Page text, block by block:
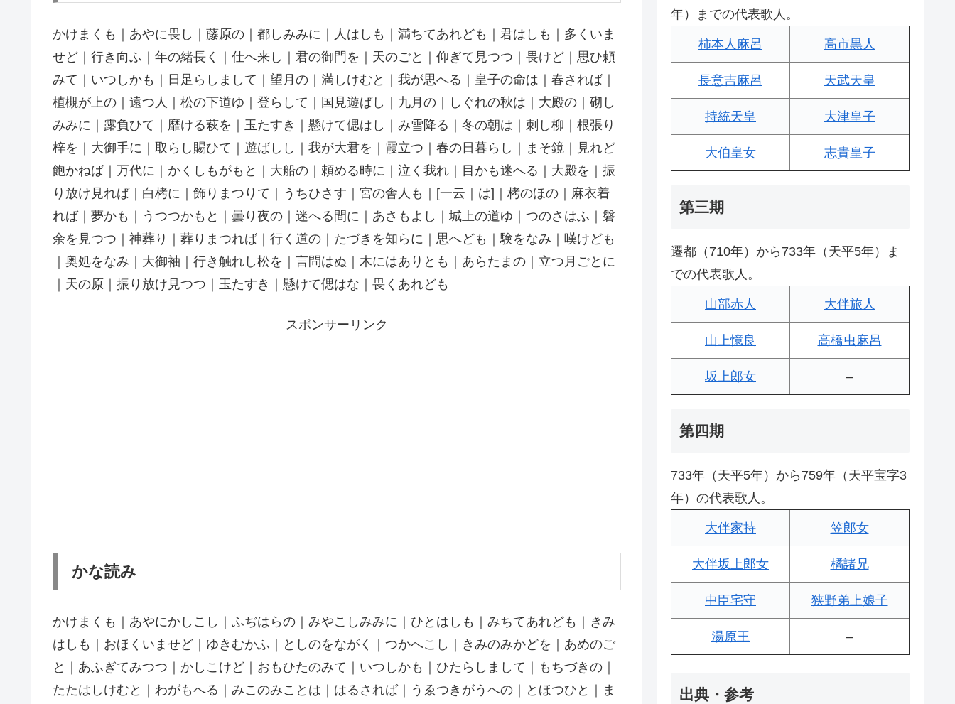
かけまくも｜あやに畏し｜藤原の｜都しみみに｜人はしも｜満ちてあれども｜君はしも｜多くいま
せど｜行き向ふ｜年の緒長く｜仕へ来し｜君の御門を｜天のごと｜仰ぎて見つつ｜畏けど｜思ひ頼
みて｜いつしかも｜日足らしまして｜望月の｜満しけむと｜我が思へる｜皇子の命は｜春されば｜
植槻が上の｜遠つ人｜松の下道ゆ｜登らして｜国見遊ばし｜九月の｜しぐれの秋は｜大殿の｜砌し
みみに｜露負ひて｜靡ける萩を｜玉たすき｜懸けて偲はし｜み雪降る｜冬の朝は｜刺し柳｜根張り
梓を｜大御手に｜取らし賜ひて｜遊ばしし｜我が大君を｜霞立つ｜春の日暮らし｜まそ鏡｜見れど
飽かねば｜万代に｜かくしもがもと｜大船の｜頼める時に｜泣く我れ｜目かも迷へる｜大殿を｜振
り放け見れば｜白栲に｜飾りまつりて｜うちひさす｜宮の舎人も｜[一云｜は]｜栲のほの｜麻衣着
れば｜夢かも｜うつつかもと｜曇り夜の｜迷へる間に｜あさもよし｜城上の道ゆ｜つのさはふ｜磐
余を見つつ｜神葬り｜葬りまつれば｜行く道の｜たづきを知らに｜思へども｜験をなみ｜嘆けども
｜奥処をなみ｜大御袖｜行き触れし松を｜言問はぬ｜木にはありとも｜あらたまの｜立つ月ごとに
｜天の原｜振り放け見つつ｜玉たすき｜懸けて偲はな｜畏くあれども
スポンサーリンク
かな読み
かけまくも｜あやにかしこし｜ふぢはらの｜みやこしみみに｜ひとはしも｜みちてあれども｜きみ
はしも｜おほくいませど｜ゆきむかふ｜としのをながく｜つかへこし｜きみのみかどを｜あめのご
と｜あふぎてみつつ｜かしこけど｜おもひたのみて｜いつしかも｜ひたらしまして｜もちづきの｜
たたはしけむと｜わがもへる｜みこのみことは｜はるされば｜うゑつきがうへの｜とほつひと｜ま
年）までの代表歌人。
柿本人麻呂 高市黒人
長意吉麻呂 天武天皇
持統天皇 大津皇子
大伯皇女 志貴皇子
第三期
遷都（710年）から733年（天平5年）ま
での代表歌人。
山部赤人 大伴旅人
山上憶良 高橋虫麻呂
坂上郎女 –
第四期
733年（天平5年）から759年（天平宝字3
年）の代表歌人。
大伴家持 笠郎女
大伴坂上郎女 橘諸兄
中臣宅守 狭野弟上娘子
湯原王 –
出典・参考